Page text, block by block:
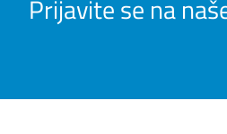
Prijavite se na